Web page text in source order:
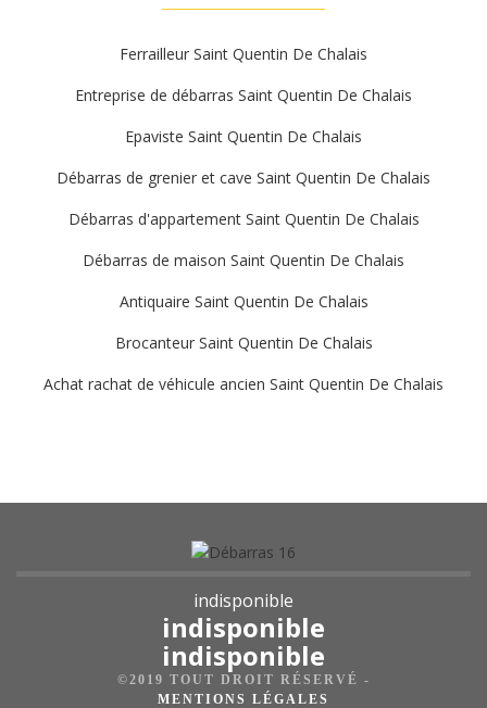
Ferrailleur Saint Quentin De Chalais
Entreprise de débarras Saint Quentin De Chalais
Epaviste Saint Quentin De Chalais
Débarras de grenier et cave Saint Quentin De Chalais
Débarras d'appartement Saint Quentin De Chalais
Débarras de maison Saint Quentin De Chalais
Antiquaire Saint Quentin De Chalais
Brocanteur Saint Quentin De Chalais
Achat rachat de véhicule ancien Saint Quentin De Chalais
indisponible
indisponible
indisponible
©2019 TOUT DROIT RÉSERVÉ -
MENTIONS LÉGALES